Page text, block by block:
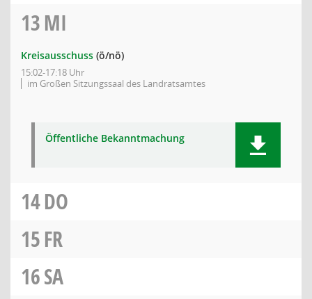
13MI
Kreisausschuss (ö/nö)
15:02-17:18 Uhr
im Großen Sitzungssaal des Landratsamtes
Öffentliche Bekanntmachung
14DO
15FR
16SA